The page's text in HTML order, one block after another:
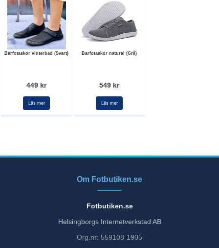
Barfotaskor vinterbad (Svart)
449 kr
Läs mer
Barfotaskor natural (Grå)
549 kr
Läs mer
Om Fotbutiken.se
Fotbutiken.se
Helsingborgs Internetverkstad AB
Org.nr: 559108-1905